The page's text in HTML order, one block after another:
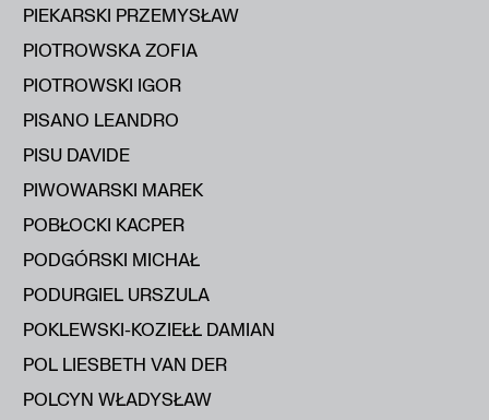
PIEKARSKI PRZEMYSŁAW
PIOTROWSKA ZOFIA
PIOTROWSKI IGOR
PISANO LEANDRO
PISU DAVIDE
PIWOWARSKI MAREK
POBŁOCKI KACPER
PODGÓRSKI MICHAŁ
PODURGIEL URSZULA
POKLEWSKI-KOZIEŁŁ DAMIAN
POL LIESBETH VAN DER
POLCYN WŁADYSŁAW